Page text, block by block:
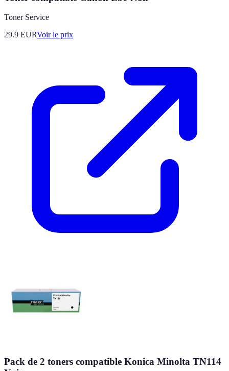
Toner Service
29.9 EURVoir le prix
Pack de 2 toners compatible Konica Minolta TN114